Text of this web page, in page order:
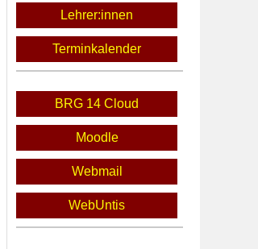
Lehrer:innen
Terminkalender
BRG 14 Cloud
Moodle
Webmail
WebUntis